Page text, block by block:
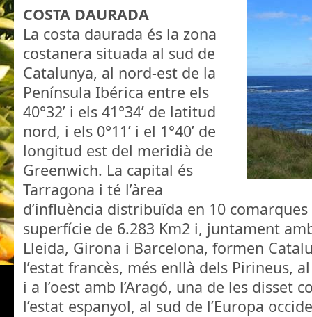
COSTA DAURADA
La costa daurada és la zona
costanera situada al sud de
Catalunya, al nord-est de la
Península Ibérica entre els
40°32’ i els 41°34’ de latitud
nord, i els 0°11’ i el 1°40’ de
longitud est del meridià de
Greenwich. La capital és
Tarragona i té l’àrea
d’influència distribuïda en 10
superfície de 6.283 Km2 i, juntament
Lleida, Girona i Barcelona, formen
l’estat francès, més enllà dels Pirineus,
i a l’oest amb l’Aragó, una de les disset
l’estat espanyol, al sud de l’Europa